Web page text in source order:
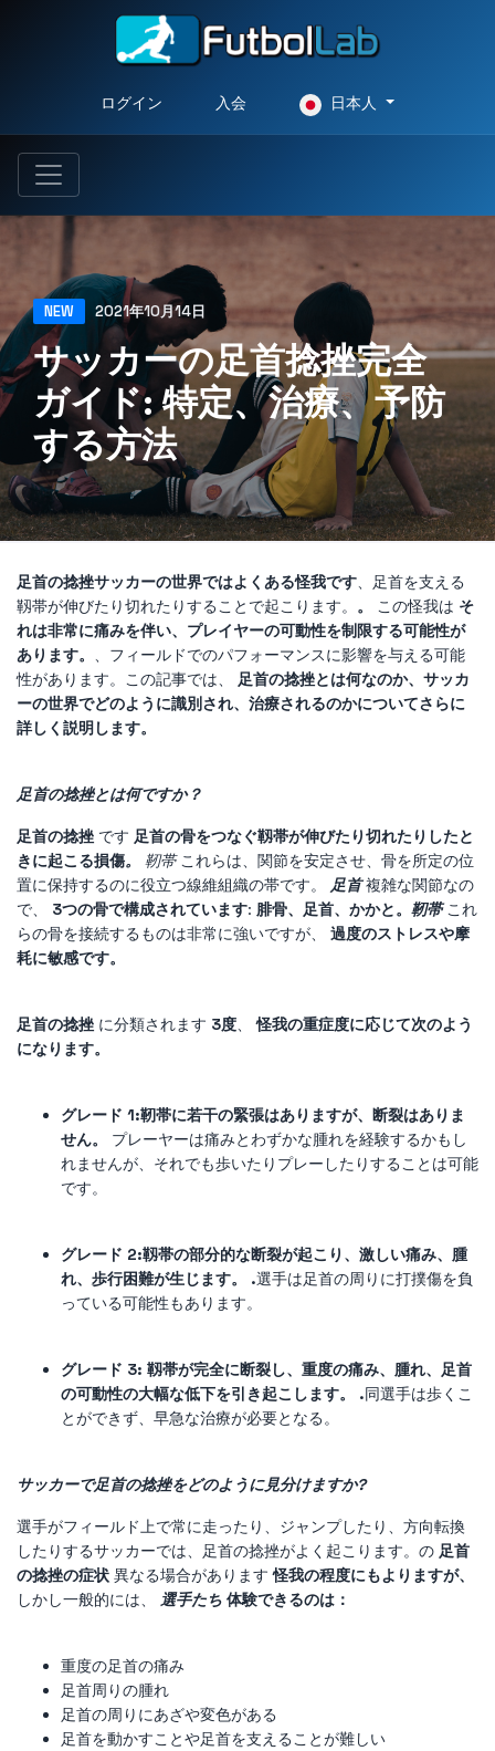
ログイン 入会 日本人
NEW 2021年10月14日
サッカーの足首捻挫完全
ガイド: 特定、治療、予防
する方法
足首の捻挫サッカーの世界ではよくある怪我です 、足首を支える
靱帯が伸びたり切れたりすることで起こります。 。 この怪我は そ
れは非常に痛みを伴い、プレイヤーの可動性を制限する可能性が
あります。
、フィールドでのパフォーマンスに影響を与える可能
性があります。この記事では、
足首の捻挫とは何なのか、サッカ
ーの世界でどのように識別され、治療されるのかについてさらに
詳しく説明します。
足首の捻挫とは何ですか？
足首の捻挫 です 足首の骨をつなぐ靱帯が伸びたり切れたりしたと
きに起こる損傷。 靭帯 これらは、関節を安定させ、骨を所定の位
置に保持するのに役立つ線維組織の帯です。
足首複雑な関節なの
で、 3つの骨で構成されています: 腓骨、足首、かかと。 靭帯これ
らの骨を接続するものは非常に強いですが、 過度のストレスや摩
耗に敏感です。
足首の捻挫 に分類されます 3度
怪我の重症度に応じて次のよう
になります。
グレード 1:靭帯に若干の緊張はありますが、断裂はありま
せん。
プレーヤーは痛みとわずかな腫れを経験するかもし
れませんが、それでも歩いたりプレーしたりすることは可能
です。
グレード 2:靱帯の部分的な断裂が起こり、激しい痛み、腫
れ、歩行困難が生じます。 .選手は足首の周りに打撲傷を負
っている可能性もあります。
グレード 3: 靱帯が完全に断裂し、重度の痛み、腫れ、足首
の可動性の大幅な低下を引き起こします。 .同選手は歩くこ
とができず、早急な治療が必要となる。
サッカーで足首の捻挫をどのように見分けますか?
選手がフィールド上で常に走ったり、ジャンプしたり、方向転換
したりするサッカーでは、足首の捻挫がよく起こります。の 足首
の捻挫の症状 異なる場合があります怪我の程度にもよりますが、
しかし一般的には、
選手たち 体験できるのは：
重度の足首の痛み
足首周りの腫れ
足首の周りにあざや変色がある
足首を動かすことや足首を支えることが難しい